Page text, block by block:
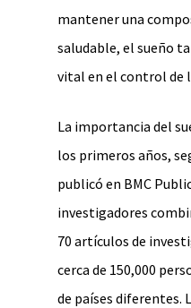
mantener una
saludable, el sueño
vital en el control de
La importancia del
los primeros años,
publicó en BMC
investigadores
70 artículos de
cerca de 150,000
de países diferentes.